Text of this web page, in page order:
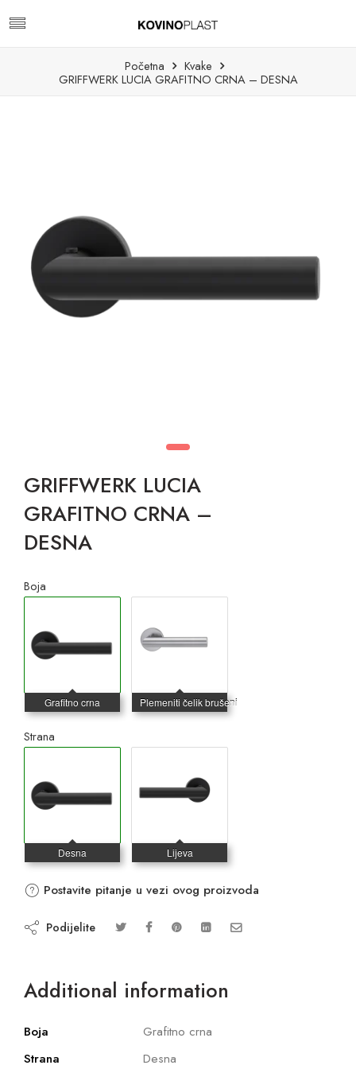
Početna
Kvake
GRIFFWERK LUCIA GRAFITNO CRNA – DESNA
GRIFFWERK LUCIA
GRAFITNO CRNA –
DESNA
Boja
Strana
Postavite pitanje u vezi ovog proizvoda
Podijelite
Additional information
Boja
Grafitno crna
Strana
Desna